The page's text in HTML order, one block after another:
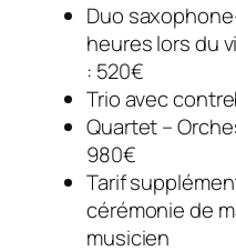
Duo
heures lors du
: 520€
Trio avec
Quartet –
980€
Tarif
cérémonie de
musicien